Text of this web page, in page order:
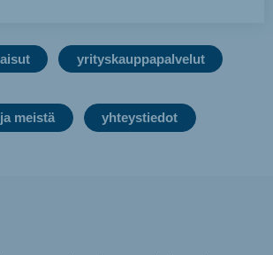
yrityskauppapalvelut
meistä yhteystiedot